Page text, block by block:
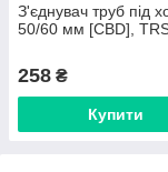
З'єднувач труб під
50/60 мм [CBD],
258 ₴
Купити